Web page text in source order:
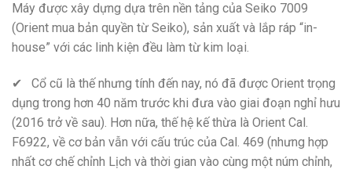
Máy được xây dựng dựa trên nền tảng của Seiko 7009
(Orient mua bản quyền từ Seiko), sản xuất và lắp ráp “in-
house” với các linh kiện đều làm từ kim loại.
✔ Cổ cũ là thế nhưng tính đến nay, nó đã được Orient trọng
dụng trong hơn 40 năm trước khi đưa vào giai đoạn nghỉ hưu
(2016 trở về sau). Hơn nữa, thế hệ kế thừa là Orient Cal.
F6922, về cơ bản vẫn với cấu trúc của Cal. 469 (nhưng hợp
nhất cơ chế chỉnh Lịch và thời gian vào cùng một núm chỉnh,